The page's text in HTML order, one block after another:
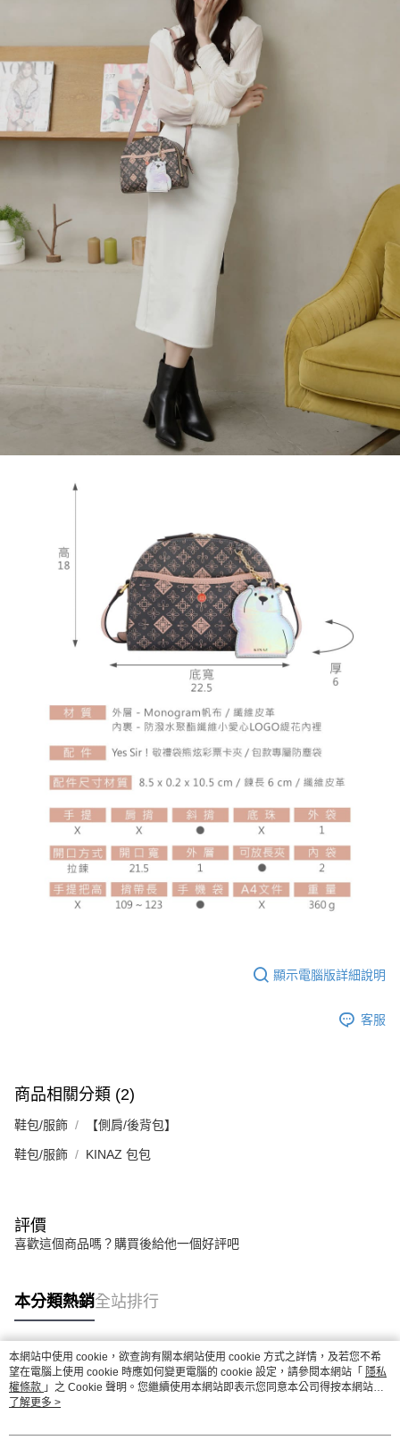
顯示電腦版詳細說明
客服
商品相關分類 (2)
鞋包/服飾 【側肩/後背包】
鞋包/服飾 KINAZ 包包
評價
喜歡這個商品嗎？購買後給他一個好評吧
本分類熱銷全站排行
熱門標籤
本網站中使用 cookie，欲查詢有關本網站使用 cookie 方式之詳情，及若您不希
望在電腦上使用 cookie 時應如何變更電腦的 cookie 設定，請參閱本網站「 隱私
權條款 」之 Cookie 聲明。您繼續使用本網站即表示您同意本公司得按本網站使
用條款之 Cookie 聲明使用 cookie。
了解更多 >